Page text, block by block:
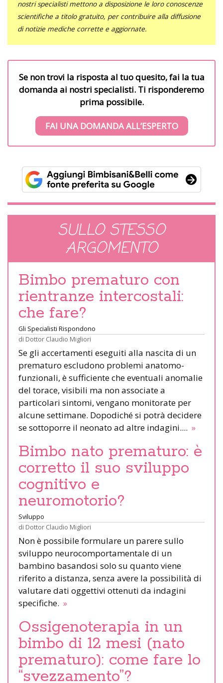
nostri specialisti mettono a disposizione le loro conoscenze
scientifiche a titolo gratuito, per contribuire alla diffusione
di notizie mediche corrette e aggiornate.
Se non trovi la risposta al tuo quesito, fai la tua
domanda ai nostri specialisti. Ti risponderemo
prima possibile.
FAI UNA DOMANDA ALL’ESPERTO
SULLO STESSO
ARGOMENTO
Bimbo prematuro con
rientranze intercostali:
che fare?
Gli Specialisti Rispondono
di Dottor Claudio Migliori
Se gli accertamenti eseguiti alla nascita di un
prematuro escludono problemi anatomo-
funzionali, è sufficiente che eventuali anomalie
del torace, visibili ma non associate a
particolari sintomi, vengano monitorate per
alcune settimane. Dopodiché si potrà decidere
se sottoporre il neonato ad altre indagini.... »
Bimbo nato prematuro: è
corretto il suo sviluppo
cognitivo e
neuromotorio?
Sviluppo
di Dottor Claudio Migliori
Non è possibile formulare un parere sullo
sviluppo neurocomportamentale di un
bambino basandosi solo su quanto viene
riferito a distanza, senza avere la possibilità di
valutare dati oggettivi ottenuti da indagini
specifiche. »
Ossigenoterapia in un
bimbo di 12 mesi (nato
prematuro): come fare lo
“svezzamento”?